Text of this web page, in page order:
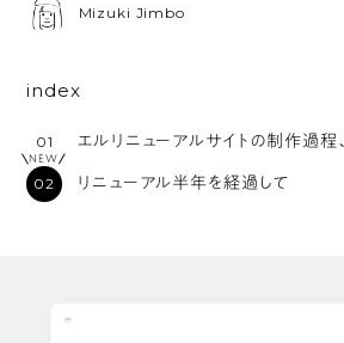
Mizuki Jimbo
index
エルリニューアルサイトの制作過程
NEW
リニューアル半年を経過して